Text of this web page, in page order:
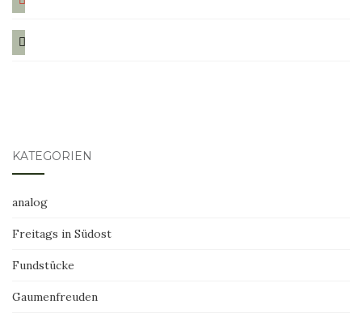
mail
KATEGORIEN
analog
Freitags in Südost
Fundstücke
Gaumenfreuden